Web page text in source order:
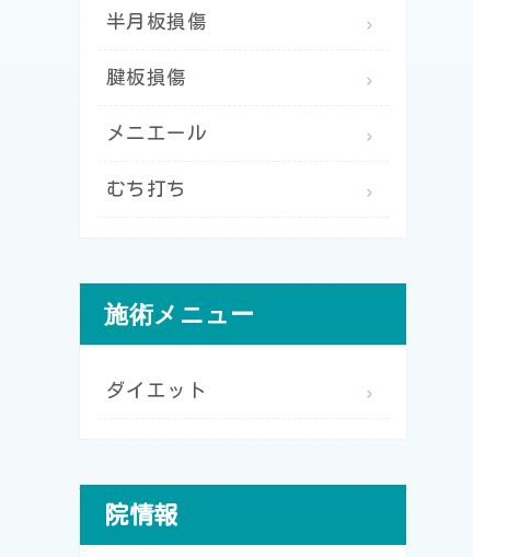
半月板損傷
腱板損傷
メニエール
むち打ち
施術メニュー
ダイエット
院情報